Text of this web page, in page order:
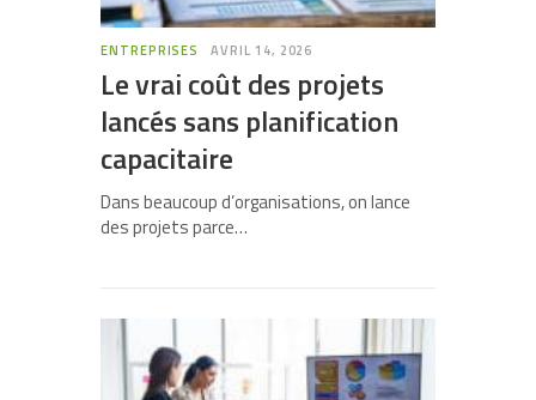
ENTREPRISES AVRIL 14, 2026
Le vrai coût des projets
lancés sans planification
capacitaire
Dans beaucoup d’organisations, on lance
des projets parce…